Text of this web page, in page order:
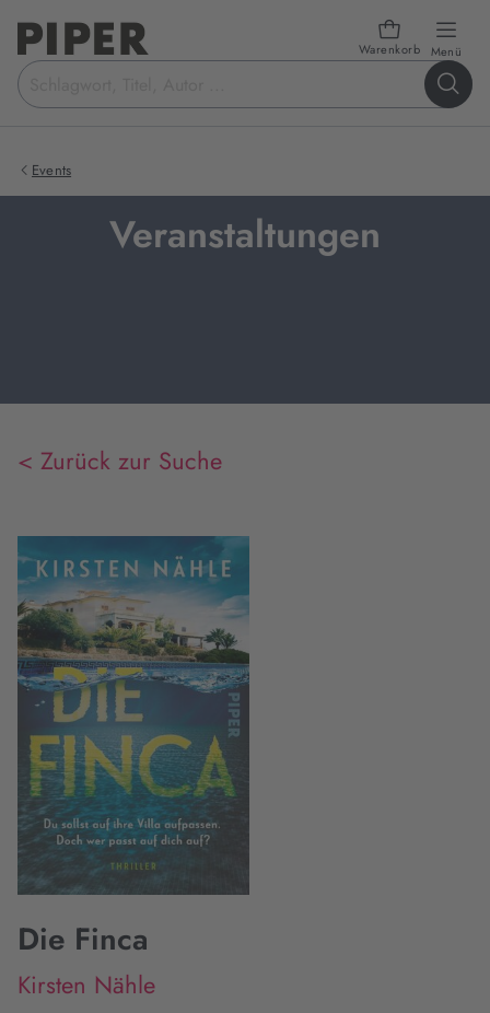
Warenkorb Menü
Suchbegriff
eingeben
Events
Veranstaltungen
< Zurück zur Suche
Die Finca
Kirsten Nähle